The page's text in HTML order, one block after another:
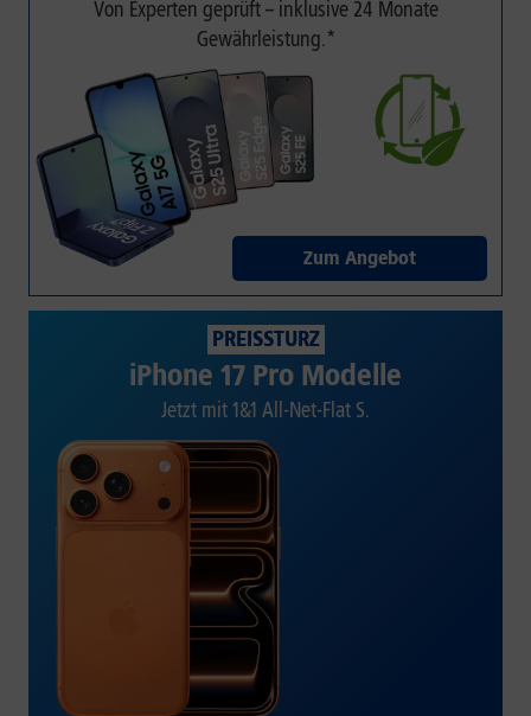
Von Experten geprüft – inklusive 24 Monate
Gewährleistung.*
Zum Angebot
PREISSTURZ
iPhone 17 Pro Modelle
Jetzt mit 1&1 All-Net-Flat S.